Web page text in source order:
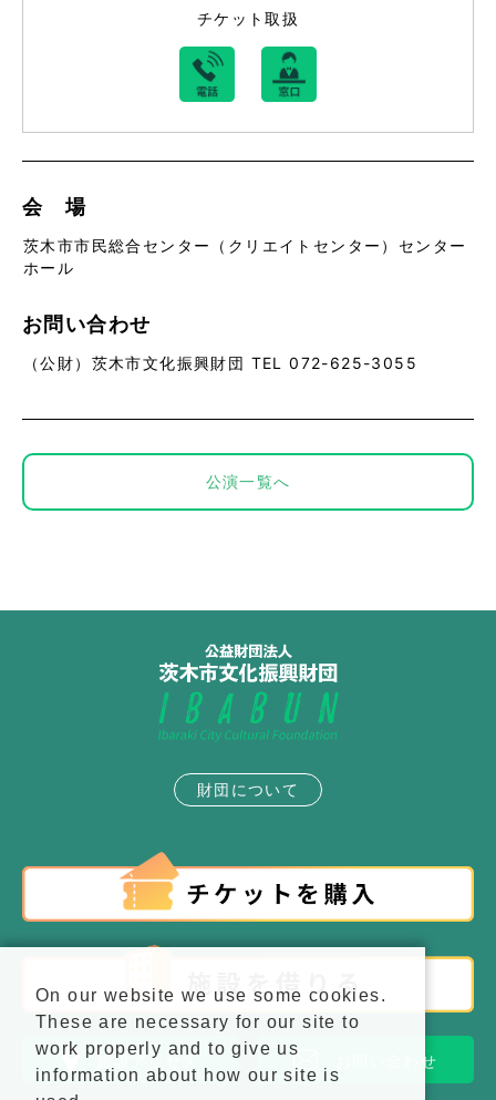
チケット取扱
会 場
茨木市市民総合センター（クリエイトセンター）センター
ホール
お問い合わせ
（公財）茨木市文化振興財団 TEL 072-625-3055
公演一覧へ
財団について
施設アクセス お問い合わせ
On our website we use some cookies.
These are necessary for our site to
work properly and to give us
information about how our site is